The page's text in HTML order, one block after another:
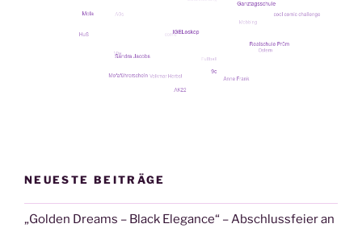
NEUESTE BEITRÄGE
„Golden Dreams – Black Elegance“ – Abschlussfeier an